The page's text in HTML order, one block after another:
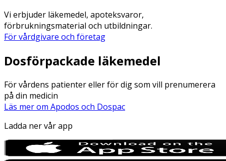
Vi erbjuder läkemedel, apoteksvaror,
förbrukningsmaterial och utbildningar.
För vårdgivare och företag
Dosförpackade läkemedel
För vårdens patienter eller för dig som vill prenumerera
på din medicin
Läs mer om Apodos och Dospac
Ladda ner vår app